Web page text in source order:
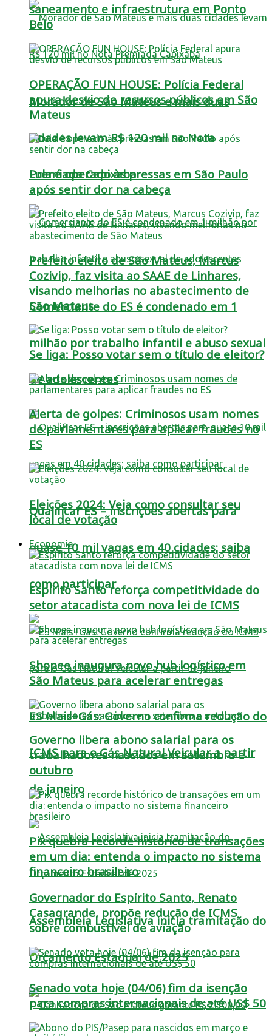
Morador de São Mateus e mais duas
cidades levam R$ 120 mil no Nota
Premiada Capixaba
Comerciante do ES é condenado em 1
milhão por trabalho infantil e abuso sexual
de adolescentes
Qualificar ES – inscrições abertas para
quase 10 mil vagas em 40 cidades; saiba
como participar
ES Mais+Gás: Governo confirma redução do
ICMS para o Gás Natural Veicular a partir
de janeiro
Assembleia Legislativa inicia tramitação do
Orçamento Estadual de 2025
saneamento e infraestrutura em Ponto
Belo
OPERAÇÃO FUN HOUSE: Polícia Federal
apura desvio de recursos públicos em São
Mateus
Lula é operado às pressas em São Paulo
após sentir dor na cabeça
Prefeito eleito de São Mateus, Marcus
Cozivip, faz visita ao SAAE de Linhares,
visando melhorias no abastecimento de
São Mateus
Se liga: Posso votar sem o título de eleitor?
Alerta de golpes: Criminosos usam nomes
de parlamentares para aplicar fraudes no
ES
Eleições 2024: Veja como consultar seu
local de votação
Economia
Espírito Santo reforça competitividade do
setor atacadista com nova lei de ICMS
Shopee inaugura novo hub logístico em
São Mateus para acelerar entregas
Governo libera abono salarial para os
trabalhadores nascidos em setembro e
outubro
Pix quebra recorde histórico de transações
em um dia: entenda o impacto no sistema
financeiro brasileiro
Governador do Espírito Santo, Renato
Casagrande, propõe redução de ICMS
sobre combustível de aviação
Senado vota hoje (04/06) fim da isenção
para compras internacionais de até US$ 50